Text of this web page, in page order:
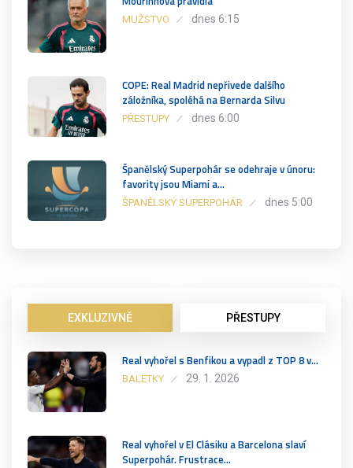
MUŽSTVO dnes 6:15
COPE: Real Madrid nepřivede dalšího
záložníka, spoléhá na Bernarda Silvu
PŘESTUPY dnes 6:00
Španělský Superpohár se odehraje v únoru:
favority jsou Miami a…
ŠPANĚLSKÝ SUPERPOHÁR dnes 5:00
EXKLUZIVNĚ PŘESTUPY
Real vyhořel s Benfikou a vypadl z TOP 8 v…
BALETKY 29. 1. 2026
Real vyhořel v El Clásiku a Barcelona slaví
Superpohár. Frustrace…